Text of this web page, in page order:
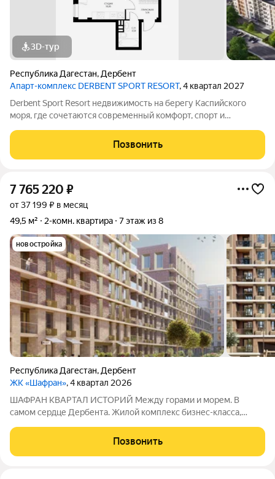
3D-тур
Республика Дагестан, Дербент
Апарт-комплекс DERBENT SPORT RESORT, 4 квартал 2027
Derbent Sport Resort недвижимость на берегу Каспийского
моря, где сочетаются современный комфорт, спорт и
учитывают все потребности современных
Позвонить
7 765 220 ₽
от 37 199 ₽ в месяц
49,5 м²
2-комн. квартира 7 этаж из 8
новостройка
Республика Дагестан, Дербент
ЖК «Шафран», 4 квартал 2026
ШАФРАН КВАРТАЛ ИСТОРИЙ Между горами и морем. В
самом сердце Дербента. Жилой комплекс бизнес-класса,
атмосферу древнего города. Расположен в историческом
Позвонить